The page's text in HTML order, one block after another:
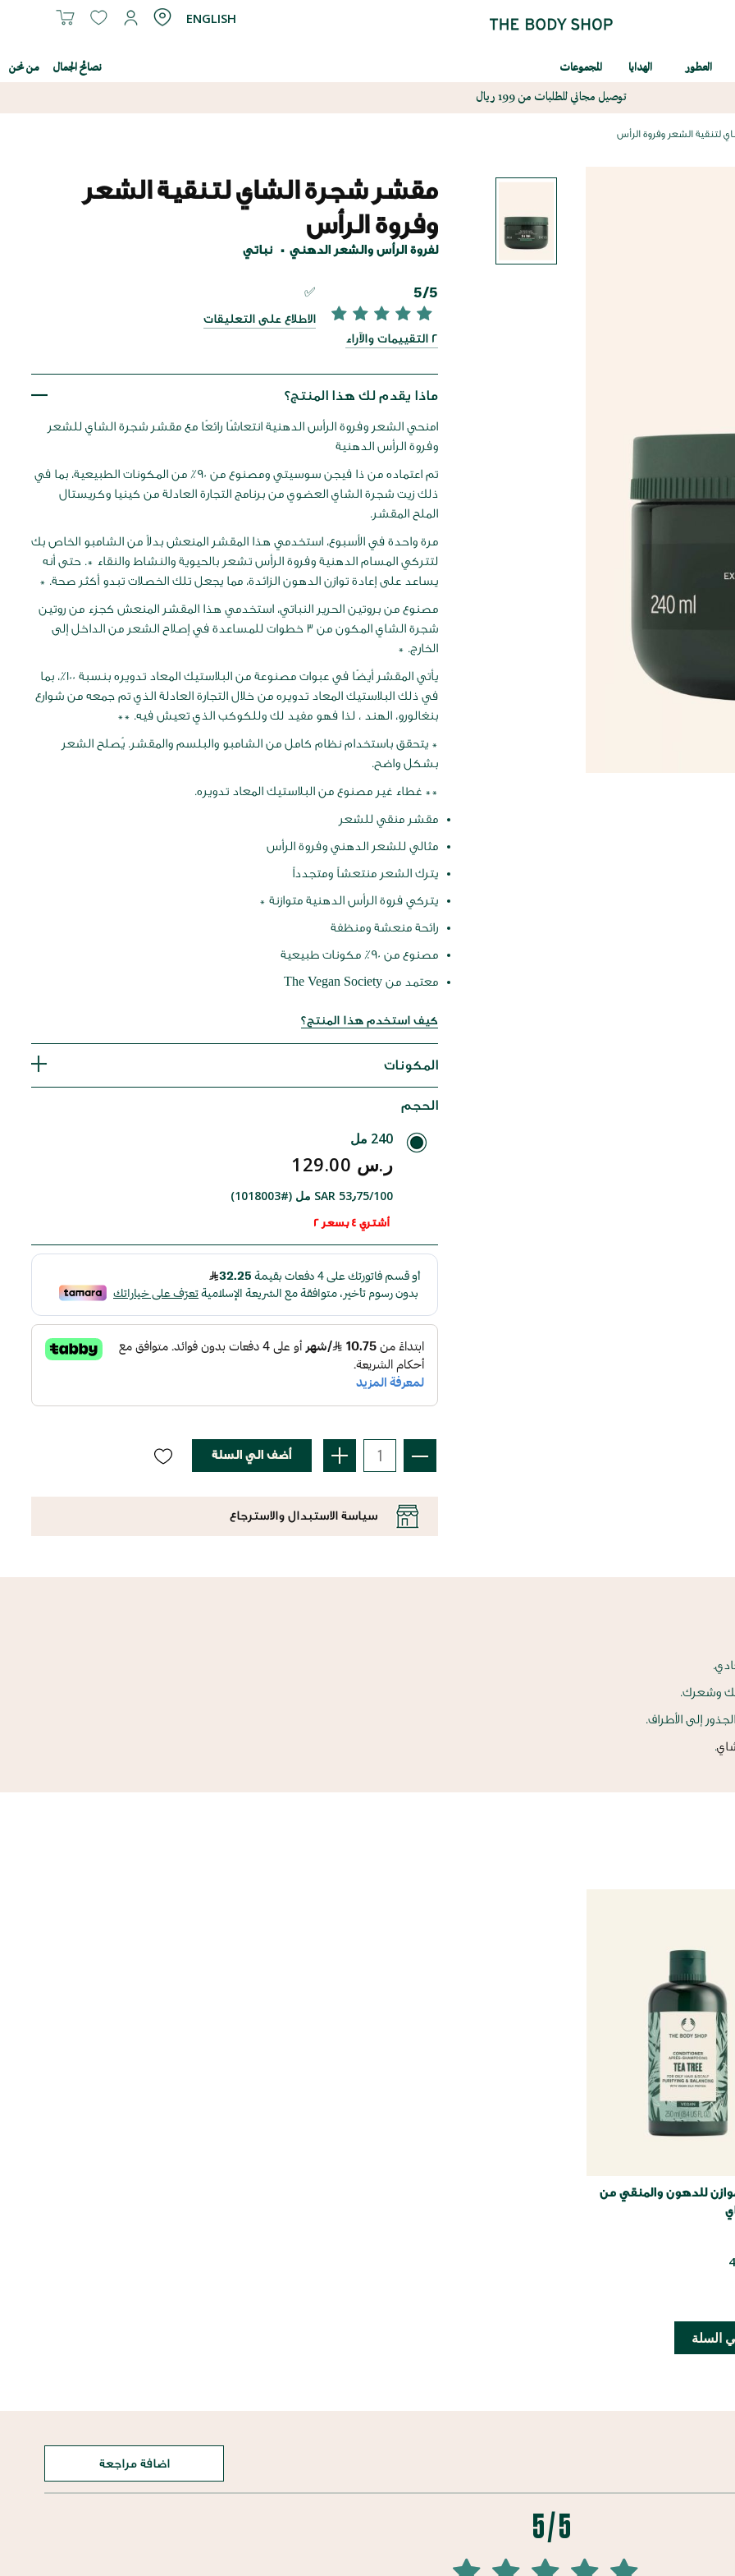
ENGLISH
العطور الهدايا المجموعات نصائح الجمال من نحن
توصيل مجاني للطلبات من 199 ريال
لتنقية الشعر وفروة الرأس
مقشر شجرة الشاي لتنقية الشعر
وفروة الرأس
لفروة الرأس والشعر الدهني نباتي
5/5
100
100 2 التقييمات والآراء
✅
الاطلاع على التعليقات
ماذا يقدم لك هذا المنتج؟
امنحي الشعر وفروة الرأس الدهنية انتعاشًا رائعًا مع مقشر شجرة الشاي للشعر
وفروة الرأس الدهنية
تم اعتماده من ذا فيجن سوسيتي ومصنوع من 90٪ من المكونات الطبيعية، بما في
ذلك زيت شجرة الشاي العضوي من برنامج التجارة العادلة من كينيا وكريستال
الملح المقشر.
مرة واحدة في الأسبوع، استخدمي هذا المقشر المنعش بدلاً من الشامبو الخاص بك
لتتركي المسام الدهنية وفروة الرأس تشعر بالحيوية والنشاط والنقاء *. حتى أنه
يساعد على إعادة توازن الدهون الزائدة، مما يجعل تلك الخصلات تبدو أكثر صحة. *
مصنوع من بروتين الحرير النباتي، استخدمي هذا المقشر المنعش كجزء من روتين
شجرة الشاي المكون من 3 خطوات للمساعدة في إصلاح الشعر من الداخل إلى
الخارج. *
يأتي المقشر أيضًا في عبوات مصنوعة من البلاستيك المعاد تدويره بنسبة 100٪، بما
في ذلك البلاستيك المعاد تدويره من خلال التجارة العادلة الذي تم جمعه من شوارع
بنغالورو، الهند ، لذا فهو مفيد لك وللكوكب الذي تعيش فيه. **
* يتحقق باستخدام نظام كامل من الشامبو والبلسم والمقشر. يُصلح الشعر
بشكل واضح.
** غطاء غير مصنوع من البلاستيك المعاد تدويره.
مقشر منقي للشعر
مثالي للشعر الدهني وفروة الرأس
يترك الشعر منتعشاً ومتجدداً
يتركي فروة الرأس الدهنية متوازنة *
رائحة منعشة ومنظفة
مصنوع من 90٪ مكونات طبيعية
معتمد من The Vegan Society
كيف استخدم هذا المنتج؟
المكونات
الحجم
240 مل
ر.س 129.00
SAR 53٫75/100 مل (#1018003)
أشتري 4 بسعر 2
أضف الي السلة
سياسة الاستبدال والاسترجاع
وشعرك.
إلى الأطراف.
.
للدهون والمنقي من
السلة
اضافة مراجعة
5 / 5